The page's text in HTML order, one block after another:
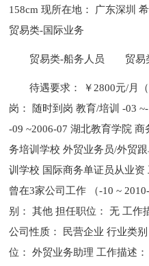
158cm 现所在地： 广东深圳
贸易类-国际业务
贸易类-船务人员 贸易
待遇要求： ￥2800元/月
岗： 随时到岗 教育/培训 -03
-09 ~2006-07 湖北教育学院
务培训学校 外贸业务员/外贸
训学校 国际商务单证员从业
曾在3家公司工作 （-10 ~
别： 其他 担任职位： 无 工作
公司性质： 民营企业 行业类
位： 外贸业务助理 工作描述